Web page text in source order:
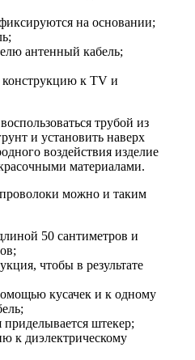
на основании;
антенный кабель;
конструкцию к TV и
трубой из
и установить наверх
воздействия изделие
материалами.
можно и таким
50 сантиметров и
чтобы в результате
кусачек и к одному
приделывается штекер;
к диэлектрическому